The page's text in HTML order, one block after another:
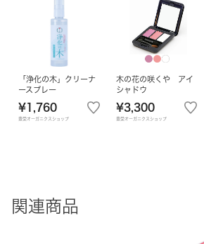
「浄化の木」クリーナ
ースプレー
¥1,760
豊受オーガニクスショップ
木の花の咲くや アイ
シャドウ
¥3,300
豊受オーガニクスショップ
関連商品